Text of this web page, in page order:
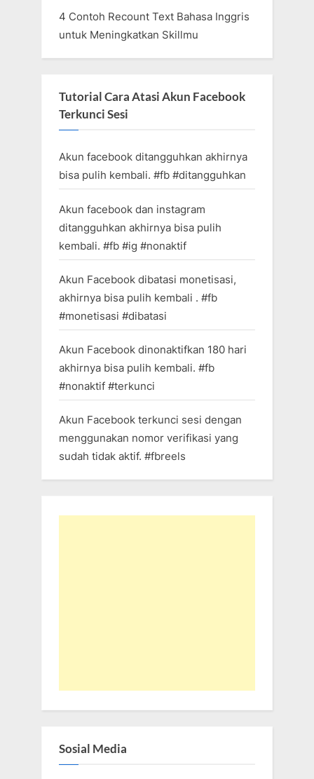
4 Contoh Recount Text Bahasa Inggris
untuk Meningkatkan Skillmu
Tutorial Cara Atasi Akun Facebook
Terkunci Sesi
Akun facebook ditangguhkan akhirnya
bisa pulih kembali. #fb #ditangguhkan
Akun facebook dan instagram
ditangguhkan akhirnya bisa pulih
kembali. #fb #ig #nonaktif
Akun Facebook dibatasi monetisasi,
akhirnya bisa pulih kembali . #fb
#monetisasi #dibatasi
Akun Facebook dinonaktifkan 180 hari
akhirnya bisa pulih kembali. #fb
#nonaktif #terkunci
Akun Facebook terkunci sesi dengan
menggunakan nomor verifikasi yang
sudah tidak aktif. #fbreels
Sosial Media